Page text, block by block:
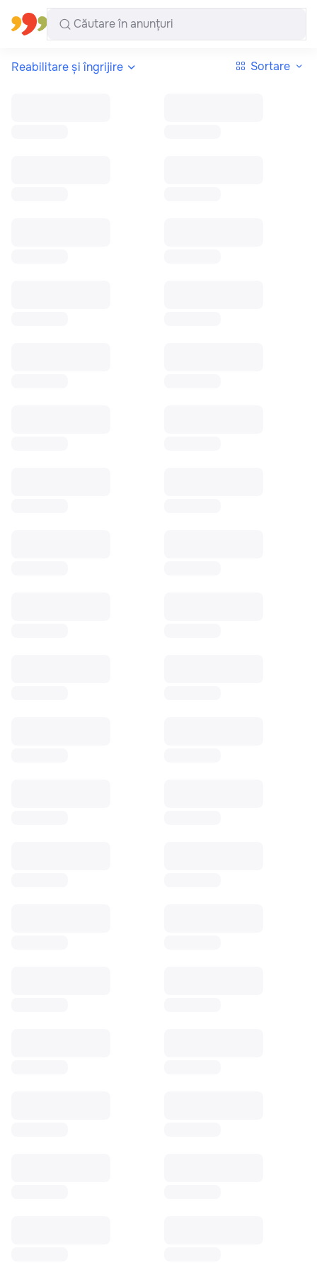
Toate regiunile Română
Reabilitare și îngrijire Sortare